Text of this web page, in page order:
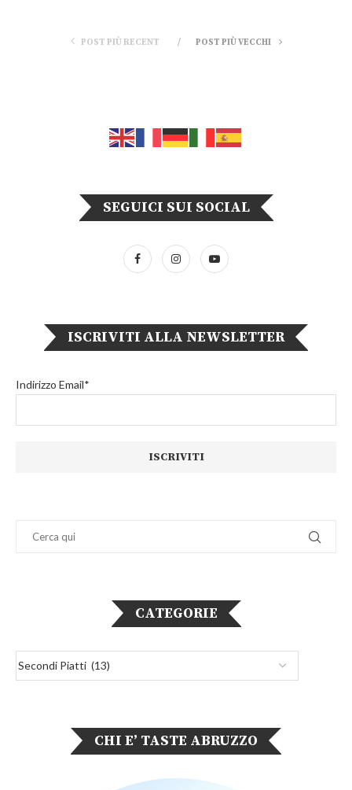
POST PIÙ RECENT POST PIÙ VECCHI
SEGUICI SUI SOCIAL
ISCRIVITI ALLA NEWSLETTER
Indirizzo Email*
CATEGORIE
CHI E’ TASTE ABRUZZO